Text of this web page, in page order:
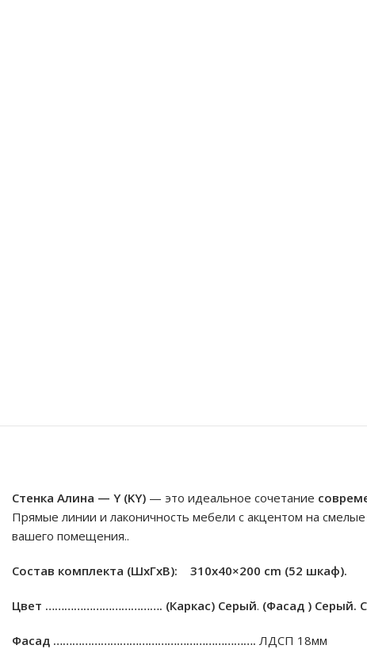
Стенка Алина — Y (KY) — это идеальное сочетание
Прямые линии и лаконичность мебели с акцентом на
вашего помещения..
Состав комплекта (ШxГxВ): 310х40×200 cm (52 шкаф).
Цвет ………………………………. (Каркас) Cерый. (Фасад ) Cерый.
Фасад ………………………………………………………. ЛДСП 18мм